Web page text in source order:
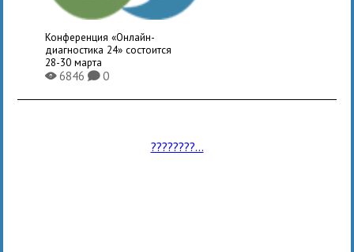
Конференция «Онлайн-
диагностика 24» состоится
28-30 марта
X6846K0
????????...